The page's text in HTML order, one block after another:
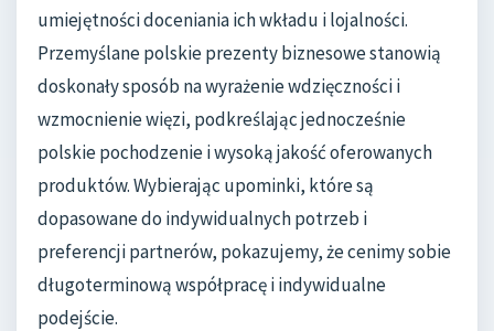
umiejętności doceniania ich wkładu i lojalności.
Przemyślane polskie prezenty biznesowe stanowią
doskonały sposób na wyrażenie wdzięczności i
wzmocnienie więzi, podkreślając jednocześnie
polskie pochodzenie i wysoką jakość oferowanych
produktów. Wybierając upominki, które są
dopasowane do indywidualnych potrzeb i
preferencji partnerów, pokazujemy, że cenimy sobie
długoterminową współpracę i indywidualne
podejście.